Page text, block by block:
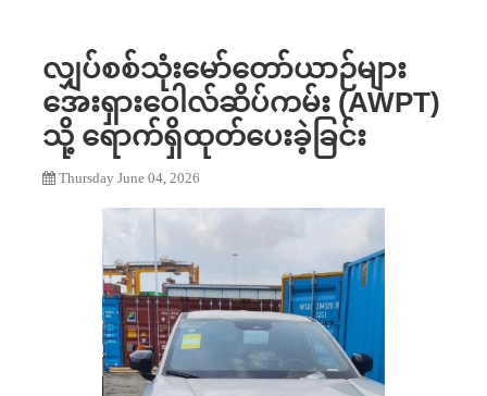
လျှပ်စစ်သုံးမော်တော်ယာဉ်များ
အေးရှားဝေါလ်ဆိပ်ကမ်း (AWPT)
သို့ ရောက်ရှိထုတ်ပေးခဲ့ခြင်း
Thursday June 04, 2026